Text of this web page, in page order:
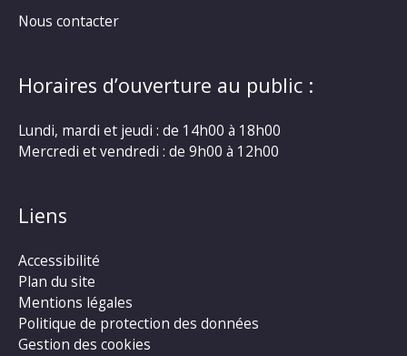
Nous contacter
Horaires d’ouverture au public :
Lundi, mardi et jeudi : de 14h00 à 18h00
Mercredi et vendredi : de 9h00 à 12h00
Liens
Accessibilité
Plan du site
Mentions légales
Politique de protection des données
Gestion des cookies